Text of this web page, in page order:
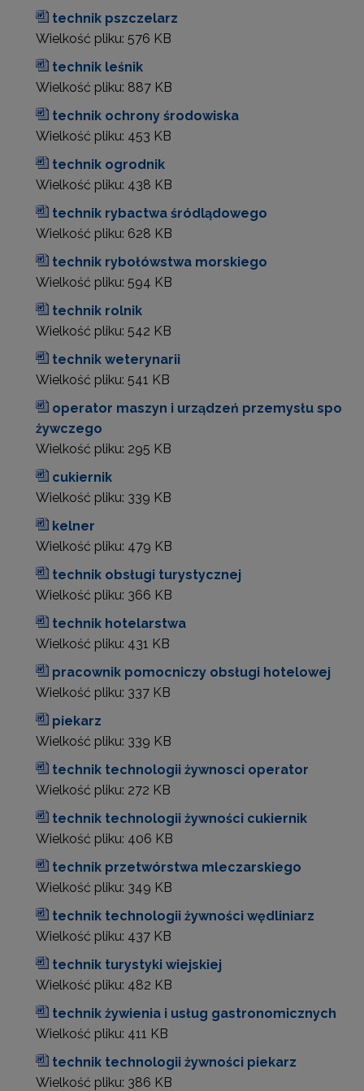
technik pszczelarz
Wielkość pliku: 576 KB
technik leśnik
Wielkość pliku: 887 KB
technik ochrony środowiska
Wielkość pliku: 453 KB
technik ogrodnik
Wielkość pliku: 438 KB
technik rybactwa śródlądowego
Wielkość pliku: 628 KB
technik rybołówstwa morskiego
Wielkość pliku: 594 KB
technik rolnik
Wielkość pliku: 542 KB
technik weterynarii
Wielkość pliku: 541 KB
operator maszyn i urządzeń przemysłu spo
żywczego
Wielkość pliku: 295 KB
cukiernik
Wielkość pliku: 339 KB
kelner
Wielkość pliku: 479 KB
technik obsługi turystycznej
Wielkość pliku: 366 KB
technik hotelarstwa
Wielkość pliku: 431 KB
pracownik pomocniczy obsługi hotelowej
Wielkość pliku: 337 KB
piekarz
Wielkość pliku: 339 KB
technik technologii żywnosci operator
Wielkość pliku: 272 KB
technik technologii żywności cukiernik
Wielkość pliku: 406 KB
technik przetwórstwa mleczarskiego
Wielkość pliku: 349 KB
technik technologii żywności wędliniarz
Wielkość pliku: 437 KB
technik turystyki wiejskiej
Wielkość pliku: 482 KB
technik żywienia i usług gastronomicznych
Wielkość pliku: 411 KB
technik technologii żywności piekarz
Wielkość pliku: 386 KB